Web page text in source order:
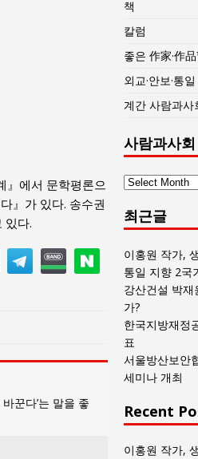
』에서 문학평론으
』가 있다. 송수권
있다.
꾼다’는 말을 좋
책
칼럼
좋은 作家·作
외교·안보·통일
계간 사람과
사람과사
사
과
사
회
글
목
록
최근글
이홍원 작가,
통일 지향 2국
강산건설 박
가?
한국지방재정
표
서울방산보안
세미나 개최
Recent
이홍원 작가,